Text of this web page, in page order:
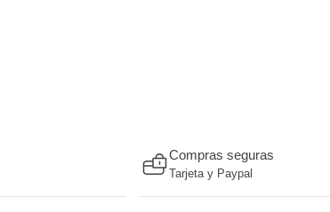
Compras seguras
Tarjeta y Paypal